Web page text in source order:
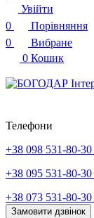
Увійти
0
Порівняння
0
Вибране
0 Кошик
Телефони
+38 098 531-80-30
+38 095 531-80-30
+38 073 531-80-30
Замовити дзвінок